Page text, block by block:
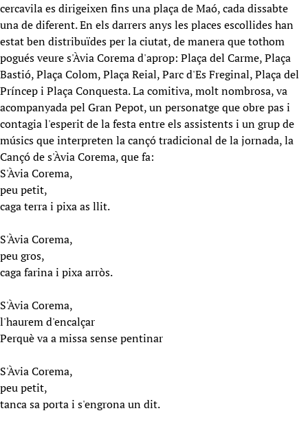
cercavila es dirigeixen fins una plaça de Maó, cada dissabte
una de diferent. En els darrers anys les places escollides han
estat ben distribuïdes per la ciutat, de manera que tothom
pogués veure s'Àvia Corema d'aprop: Plaça del Carme, Plaça
Bastió, Plaça Colom, Plaça Reial, Parc d'Es Freginal, Plaça del
Príncep i Plaça Conquesta. La comitiva, molt nombrosa, va
acompanyada pel Gran Pepot, un personatge que obre pas i
contagia l'esperit de la festa entre els assistents i un grup de
músics que interpreten la cançó tradicional de la jornada, la
Cançó de s'Àvia Corema, que fa:
S'Àvia Corema,
peu petit,
caga terra i pixa as llit.
S'Àvia Corema,
peu gros,
caga farina i pixa arròs.
S'Àvia Corema,
l'haurem d'encalçar
Perquè va a missa sense pentinar
S'Àvia Corema,
peu petit,
tanca sa porta i s'engrona un dit.